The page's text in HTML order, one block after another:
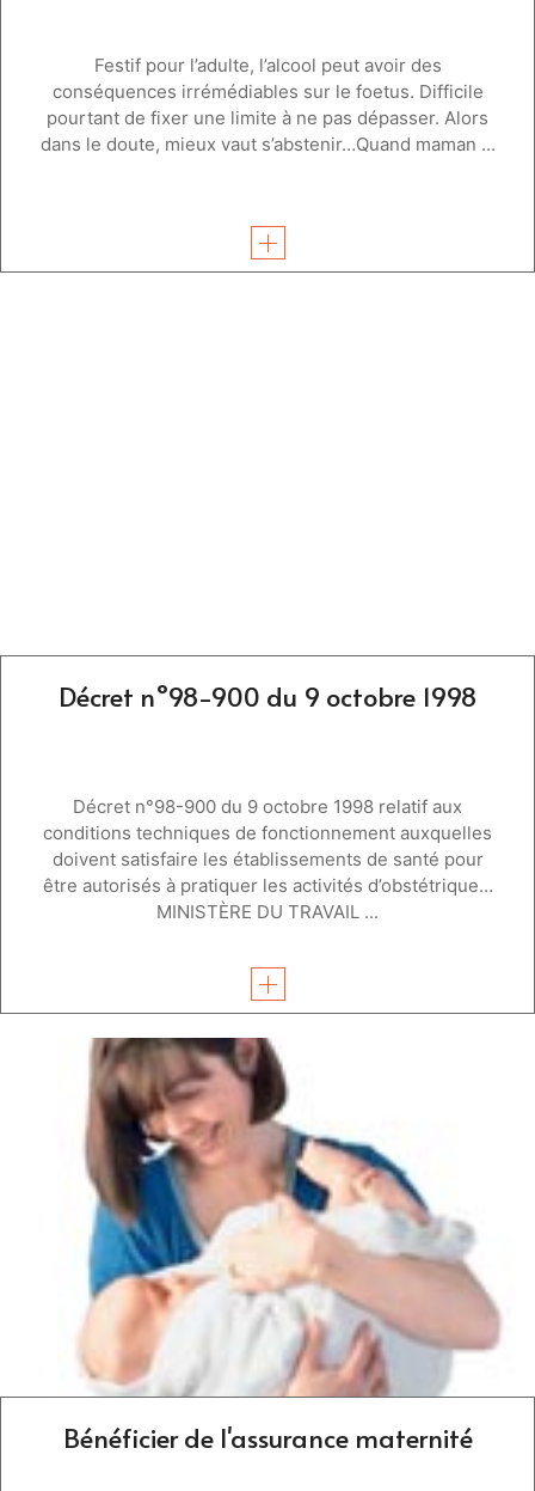
Festif pour l’adulte, l’alcool peut avoir des
conséquences irrémédiables sur le foetus. Difficile
pourtant de fixer une limite à ne pas dépasser. Alors
dans le doute, mieux vaut s’abstenir…Quand maman ...
Décret n°98-900 du 9 octobre 1998
Décret n°98-900 du 9 octobre 1998 relatif aux
conditions techniques de fonctionnement auxquelles
doivent satisfaire les établissements de santé pour
être autorisés à pratiquer les activités d’obstétrique…
MINISTÈRE DU TRAVAIL ...
Bénéficier de l'assurance maternité